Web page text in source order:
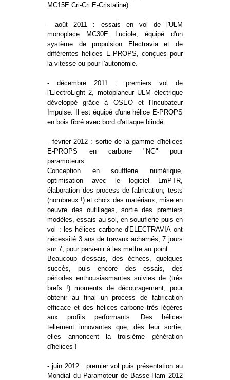
MC15E Cri-Cri E-Cristaline)
- août 2011 : essais en vol de l'ULM
monoplace MC30E Luciole, équipé d'un
système de propulsion Electravia et de
différentes hélices E-PROPS, conçues pour
la vitesse ou pour l'autonomie.
- décembre 2011 : premiers vol de
l'ElectroLight 2, motoplaneur ULM électrique
développé grâce à OSEO et l'Incubateur
Impulse. Il est équipé d'une hélice E-PROPS
en bois fibré avec bord d'attaque blindé.
- février 2012 : sortie de la gamme d'hélices
E-PROPS en carbone "NG" pour
paramoteurs.
Conception en soufflerie numérique,
optimisation avec le logiciel LmPTR,
élaboration des process de fabrication, tests
(nombreux !) et choix des matériaux, mise en
oeuvre des outillages, sortie des premiers
modèles, essais au sol, en souuflerie puis en
vol : les hélices carbone d'ELECTRAVIA ont
nécessité 3 ans de travaux acharnés, 7 jours
sur 7, pour parvenir à les mettre au point.
Beaucoup d'essais, des échecs, quelques
succès, puis encore des essais, des
périodes enthousiasmantes suivies de (très
brefs !) moments de découragement, pour
obtenir au final un process de fabrication
efficace et des hélices carbone très légères
aux profils performants. Des hélices
tellement innovantes que, dès leur sortie,
elles annoncent la troisième génération
d'hélices !
- juin 2012 : premier vol puis présentation au
Mondial du Paramoteur de Basse-Ham 2012